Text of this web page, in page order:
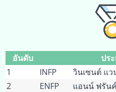
อันดับ ปร
1
INFP วินเซนต์ แว
2
ENFP แอนน์ ฟรันค์